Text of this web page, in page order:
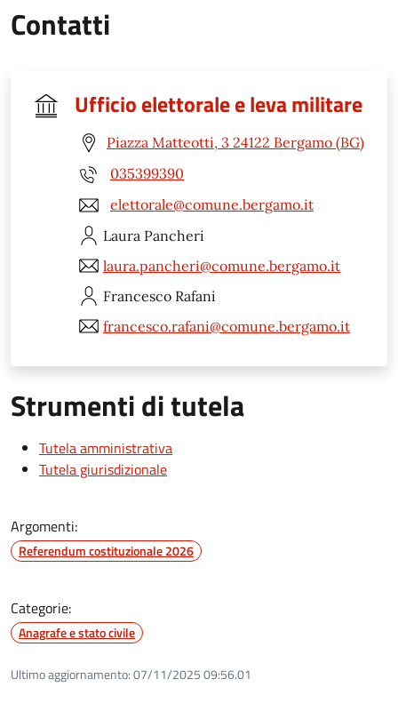
Contatti
Ufficio elettorale e leva militare
Piazza Matteotti, 3 24122 Bergamo (BG)
035399390
elettorale@comune.bergamo.it
Laura Pancheri
laura.pancheri@comune.bergamo.it
Francesco Rafani
francesco.rafani@comune.bergamo.it
Strumenti di tutela
Tutela amministrativa
Tutela giurisdizionale
Argomenti:
Referendum costituzionale 2026
Categorie:
Anagrafe e stato civile
Ultimo aggiornamento:07/11/2025 09:56.01